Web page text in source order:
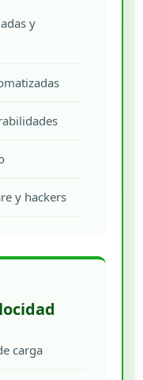
y
y hackers
carga